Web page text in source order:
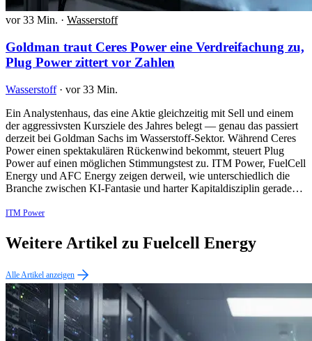
vor 33 Min. · Wasserstoff
Goldman traut Ceres Power eine Verdreifachung zu,
Plug Power zittert vor Zahlen
Wasserstoff · vor 33 Min.
Ein Analystenhaus, das eine Aktie gleichzeitig mit Sell und einem
der aggressivsten Kursziele des Jahres belegt — genau das passiert
derzeit bei Goldman Sachs im Wasserstoff-Sektor. Während Ceres
Power einen spektakulären Rückenwind bekommt, steuert Plug
Power auf einen möglichen Stimmungstest zu. ITM Power, FuelCell
Energy und AFC Energy zeigen derweil, wie unterschiedlich die
Branche zwischen KI-Fantasie und harter Kapitaldisziplin gerade…
ITM Power
Weitere Artikel zu Fuelcell Energy
Alle Artikel anzeigen